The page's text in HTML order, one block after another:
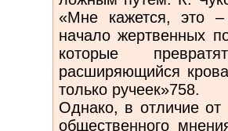
«Мне кажется, это –
начало жертвенных
которые
расширяющийся
только ручеек»758.
Однако, в отличие
общественного